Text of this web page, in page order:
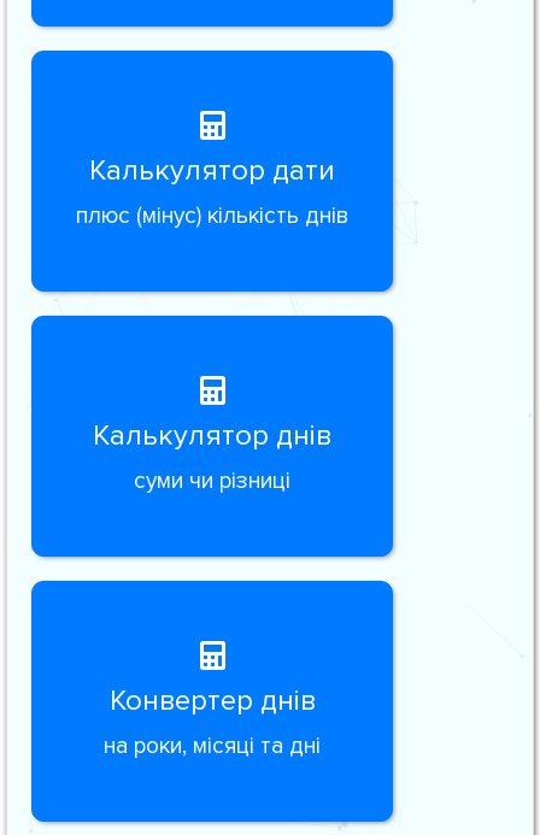
Калькулятор дати
плюс (мінус) кількість днів
Калькулятор днів
суми чи різниці
Конвертер днів
на роки, місяці та дні